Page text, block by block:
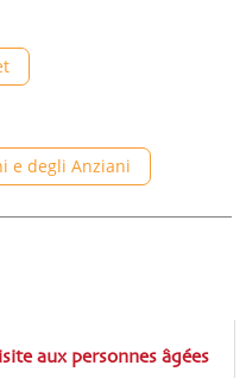
e degli Anziani
aux personnes âgées